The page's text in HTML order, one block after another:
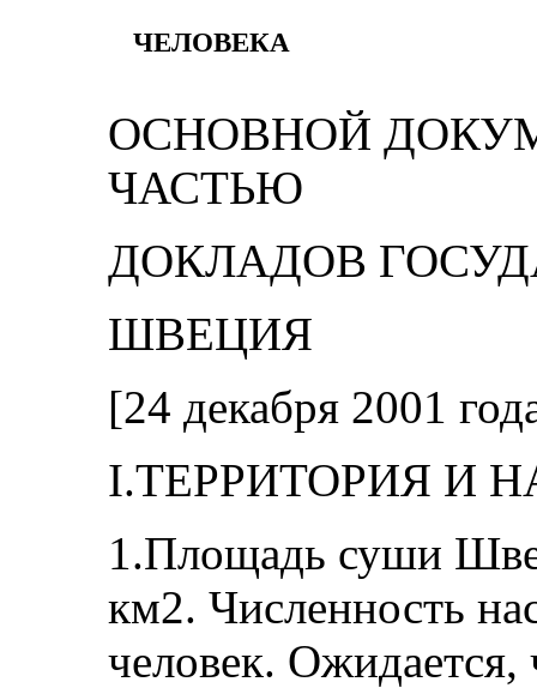
ЧЕЛОВЕКА
ОСНОВНОЙ
ЧАСТЬЮ
ДОКЛАДОВ
ШВЕЦИЯ
[24 декабря 2001
I.ТЕРРИТОРИЯ И
1.Площадь суши
км2. Численность
человек.